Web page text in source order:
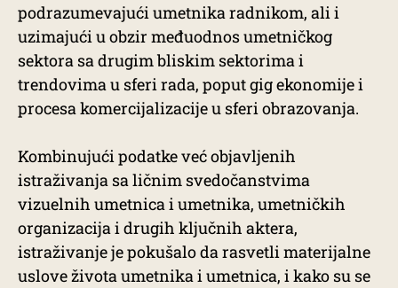
podrazumevajući umetnika radnikom, ali i
uzimajući u obzir međuodnos umetničkog
sektora sa drugim bliskim sektorima i
trendovima u sferi rada, poput gig ekonomije i
procesa komercijalizacije u sferi obrazovanja.
Kombinujući podatke već objavljenih
istraživanja sa ličnim svedočanstvima
vizuelnih umetnica i umetnika, umetničkih
organizacija i drugih ključnih aktera,
istraživanje je pokušalo da rasvetli materijalne
uslove života umetnika i umetnica, i kako su se